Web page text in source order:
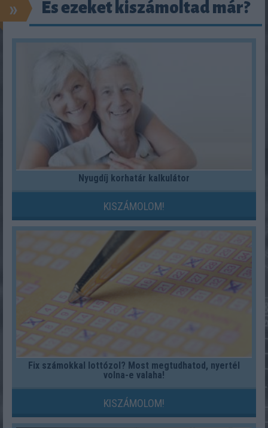
» És ezeket kiszámoltad már?
Nyugdíj korhatár kalkulátor
KISZÁMOLOM!
Fix számokkal lottózol? Most megtudhatod, nyertél
volna-e valaha!
KISZÁMOLOM!